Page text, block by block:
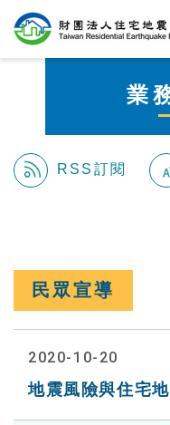
業
RSS訂閱
民眾宣導
2020-10-20
地震風險與住宅